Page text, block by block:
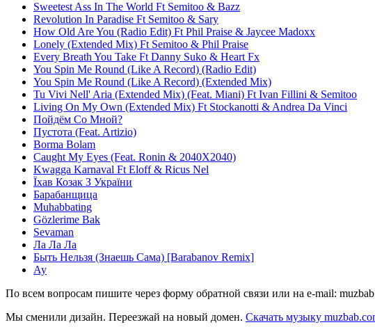
Sweetest Ass In The World Ft Semitoo & Bazz
Revolution In Paradise Ft Semitoo & Sary
How Old Are You (Radio Edit) Ft Phil Praise & Jaycee Madoxx
Lonely (Extended Mix) Ft Semitoo & Phil Praise
Every Breath You Take Ft Danny Suko & Heart Fx
You Spin Me Round (Like A Record) (Radio Edit)
You Spin Me Round (Like A Record) (Extended Mix)
Tu Vivi Nell' Aria (Extended Mix) (Feat. Miani) Ft Ivan Fillini & Semitoo
Living On My Own (Extended Mix) Ft Stockanotti & Andrea Da Vinci
Пойдём Со Мной?
Пустота (Feat. Artizio)
Borma Bolam
Caught My Eyes (Feat. Ronin & 2040X2040)
Kwagga Karnaval Ft Eloff & Ricus Nel
Їхав Козак З України
Барабанщица
Muhabbating
Gözlerime Bak
Sevaman
Ла Ла Ла
Быть Нельзя (Знаешь Сама) [Barabanov Remix]
Ау
По всем вопросам пишите через форму обратной связи или на e-mail:
Мы сменили дизайн. Переезжай на новый домен. Скачать музыку